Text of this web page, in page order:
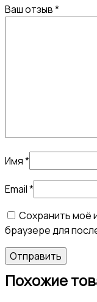
Ваш отзыв*
Имя*
Email*
Сохранить моё
браузере для
Похожие